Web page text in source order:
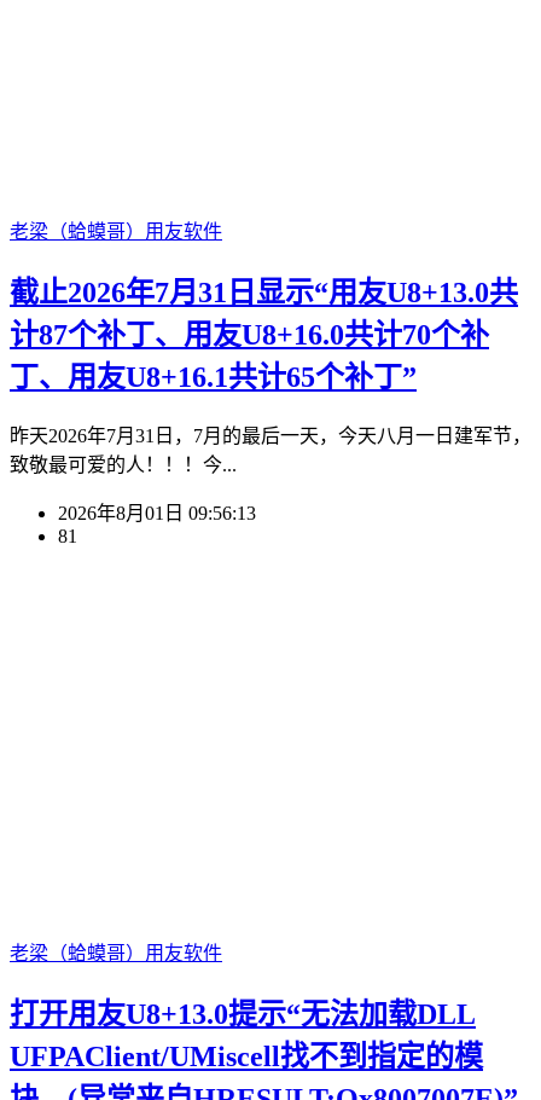
老梁（蛤蟆哥） 用友软件
截止2026年7月31日显示“用友U8+13.0共
计87个补丁、用友U8+16.0共计70个补
丁、用友U8+16.1共计65个补丁”
昨天2026年7月31日，7月的最后一天，今天八月一日建军节，
致敬最可爱的人！！！今...
2026年8月01日 09:56:13
81
老梁（蛤蟆哥） 用友软件
打开用友U8+13.0提示“无法加载DLL
UFPAClient/UMiscell找不到指定的模